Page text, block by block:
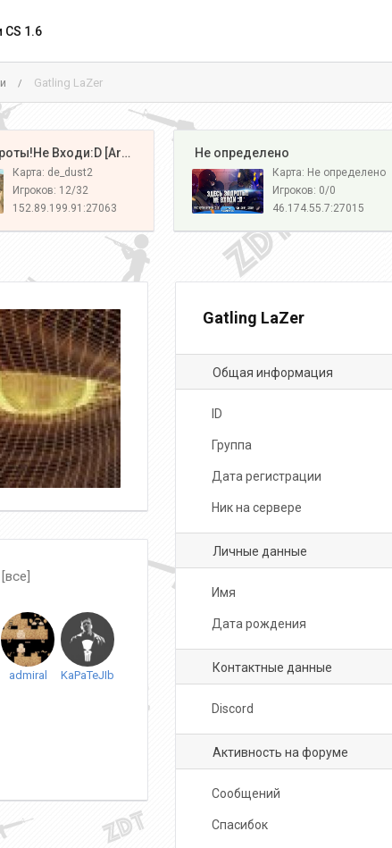
CS 1.6
/ Gatling LaZer
️ Здесь Задроты!Не Входи:D [Army#1]
Карта: de_dust2
Игроков: 12/32
152.89.199.91:27063
️ Не определено
Карта: Не определено
Игроков: 0/0
46.174.55.7:27015
[все]
admiral KaPaTeJIb
Gatling LaZer
Общая информация
ID
Группа
Дата регистрации
Ник на сервере
Личные данные
Имя
Дата рождения
Контактные данные
Discord
Активность на форуме
Сообщений
Спасибок